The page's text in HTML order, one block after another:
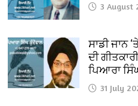
3 August
ਸਾਡੀ ਜਾਨ
ਦੀ
ਪਿਆਰਾ
31 July